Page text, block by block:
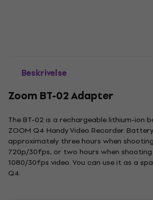
Beskrivelse
Zoom BT-02 Adapter
The BT-02 is a rechargeable lithium-ion
ZOOM Q4 Handy Video Recorder.
approximately three hours when
720p/30fps, or two hours when
1080/30fps video. You can use it as a
Q4.